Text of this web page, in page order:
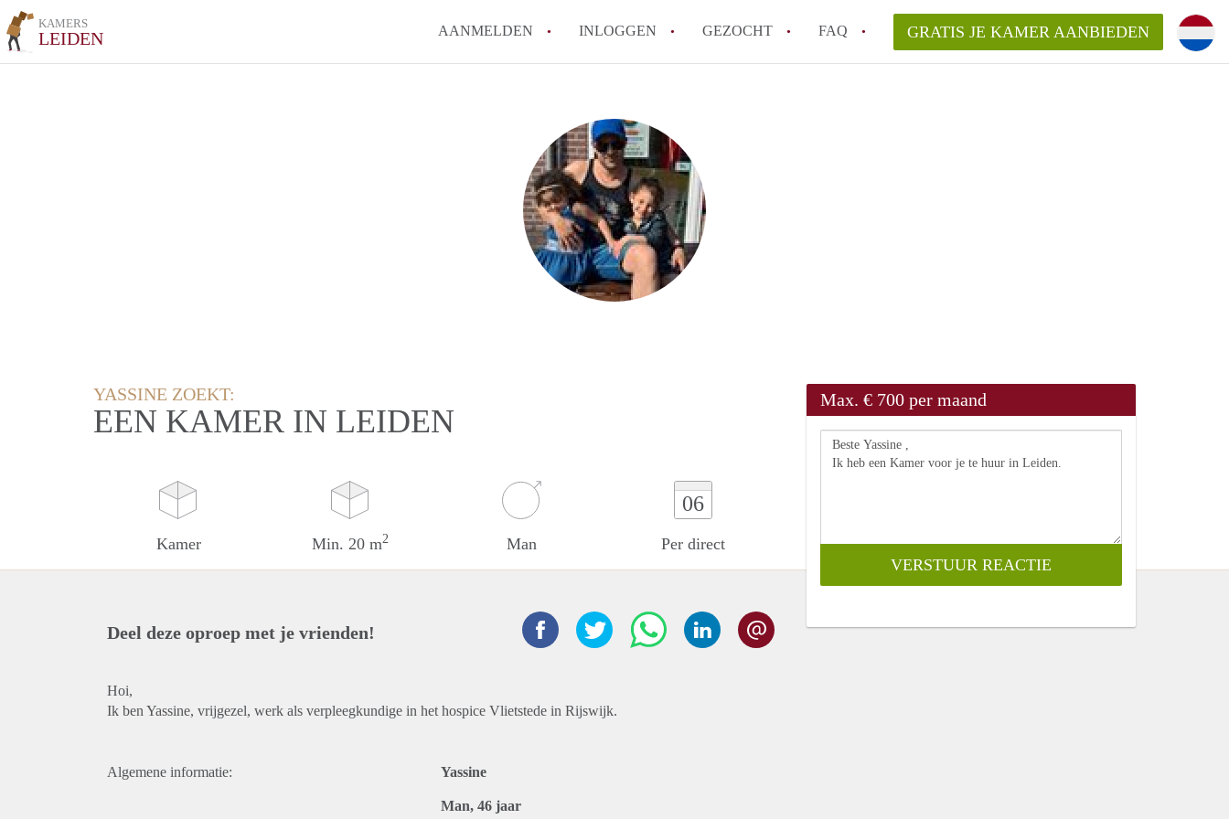
KAMERS
LEIDEN AANMELDEN INLOGGEN GEZOCHT FAQ
Wat is KamersLeiden?
Wat is de privacyverklaring van KamersLeiden?
Berekent KamersLeiden makelaarsvergoeding/bemiddelingsvergoeding?
Alle veelgestelde vragen
GRATIS JE KAMER AANBIEDEN
YASSINE ZOEKT:
EEN KAMER IN LEIDEN
Kamer Min. 20 m2 Man
06
Per direct
Max. € 700 per maand
Deel deze oproep met je vrienden!
Hoi,
Ik ben Yassine, vrijgezel, werk als verpleegkundige in het hospice Vlietstede in Rijswijk.
Algemene informatie: Yassine
Man, 46 jaar